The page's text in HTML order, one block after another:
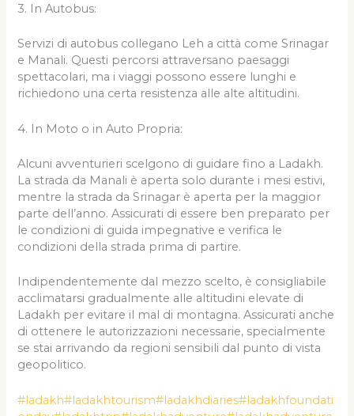
3. In Autobus:
Servizi di autobus collegano Leh a città come Srinagar
e Manali. Questi percorsi attraversano paesaggi
spettacolari, ma i viaggi possono essere lunghi e
richiedono una certa resistenza alle alte altitudini.
4. In Moto o in Auto Propria:
Alcuni avventurieri scelgono di guidare fino a Ladakh.
La strada da Manali è aperta solo durante i mesi estivi,
mentre la strada da Srinagar è aperta per la maggior
parte dell’anno. Assicurati di essere ben preparato per
le condizioni di guida impegnative e verifica le
condizioni della strada prima di partire.
Indipendentemente dal mezzo scelto, è consigliabile
acclimatarsi gradualmente alle altitudini elevate di
Ladakh per evitare il mal di montagna. Assicurati anche
di ottenere le autorizzazioni necessarie, specialmente
se stai arrivando da regioni sensibili dal punto di vista
geopolitico.
#ladakh#ladakhtourism#ladakhdiaries#ladakhfoundati